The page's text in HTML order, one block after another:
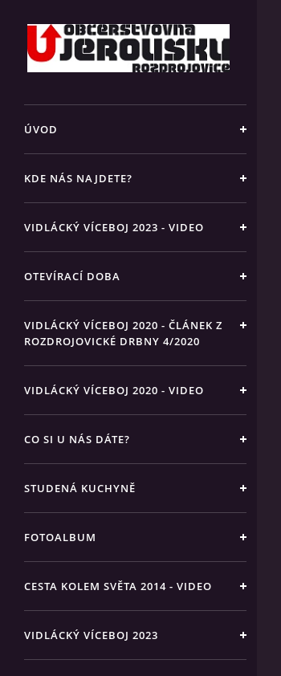
ÚVOD
KDE NÁS NAJDETE?
VIDLÁCKÝ VÍCEBOJ 2023 - VIDEO
OTEVÍRACÍ DOBA
VIDLÁCKÝ VÍCEBOJ 2020 - ČLÁNEK Z
ROZDROJOVICKÉ DRBNY 4/2020
VIDLÁCKÝ VÍCEBOJ 2020 - VIDEO
CO SI U NÁS DÁTE?
STUDENÁ KUCHYNĚ
FOTOALBUM
CESTA KOLEM SVĚTA 2014 - VIDEO
VIDLÁCKÝ VÍCEBOJ 2023